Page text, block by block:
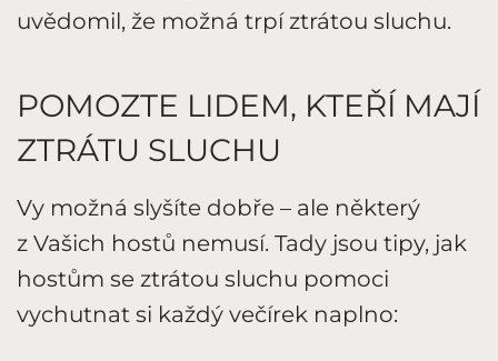
uvědomil, že možná trpí ztrátou sluchu.
POMOZTE LIDEM, KTEŘÍ MAJÍ
ZTRÁTU SLUCHU
Vy možná slyšíte dobře – ale některý
z Vašich hostů nemusí. Tady jsou tipy, jak
hostům se ztrátou sluchu pomoci
vychutnat si každý večírek naplno: